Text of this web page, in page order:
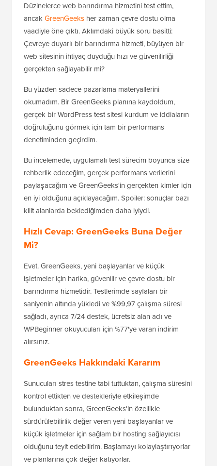
Düzinelerce web barındırma hizmetini test ettim,
ancakGreenGeeks her zaman çevre dostu olma
vaadiyle öne çıktı. Aklımdaki büyük soru basitti:
Çevreye duyarlı bir barındırma hizmeti, büyüyen bir
web sitesinin ihtiyaç duyduğu hızı ve güvenilirliği
gerçekten sağlayabilir mi?
Bu yüzden sadece pazarlama materyallerini
okumadım. Bir GreenGeeks planına kaydoldum,
gerçek bir WordPress test sitesi kurdum ve iddiaların
doğruluğunu görmek için tam bir performans
denetiminden geçirdim.
Bu incelemede, uygulamalı test sürecim boyunca size
rehberlik edeceğim, gerçek performans verilerini
paylaşacağım ve GreenGeeks'in gerçekten kimler için
en iyi olduğunu açıklayacağım. Spoiler: sonuçlar bazı
kilit alanlarda beklediğimden daha iyiydi.
Hızlı Cevap: GreenGeeks Buna Değer
Mi?
Evet. GreenGeeks, yeni başlayanlar ve küçük
işletmeler için harika, güvenilir ve çevre dostu bir
barındırma hizmetidir. Testlerimde sayfaları bir
saniyenin altında yükledi ve %99,97 çalışma süresi
sağladı, ayrıca 7/24 destek, ücretsiz alan adı ve
WPBeginner okuyucuları için %77'ye varan indirim
alırsınız.
GreenGeeks Hakkındaki Kararım
Sunucuları stres testine tabi tuttuktan, çalışma süresini
kontrol ettikten ve destekleriyle etkileşimde
bulunduktan sonra, GreenGeeks'in özellikle
sürdürülebilirlik değer veren yeni başlayanlar ve
küçük işletmeler için sağlam bir hosting sağlayıcısı
olduğunu teyit edebilirim. Başlamayı kolaylaştırıyorlar
ve planlarına çok değer katıyorlar.